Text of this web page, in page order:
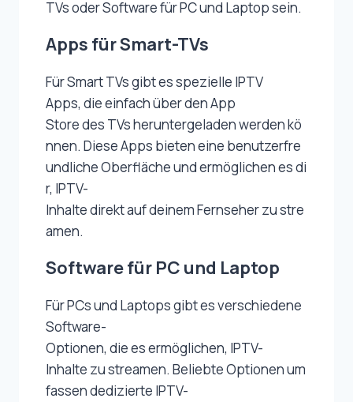
TVs oder Software für PC und Laptop sein.
Apps für Smart-TVs
Für Smart TVs gibt es spezielle IPTV
Apps, die einfach über den App
Store des TVs heruntergeladen werden kö
nnen. Diese Apps bieten eine benutzerfre
undliche Oberfläche und ermöglichen es di
r, IPTV-
Inhalte direkt auf deinem Fernseher zu stre
amen.
Software für PC und Laptop
Für PCs und Laptops gibt es verschiedene
Software-
Optionen, die es ermöglichen, IPTV-
Inhalte zu streamen. Beliebte Optionen um
fassen dedizierte IPTV-